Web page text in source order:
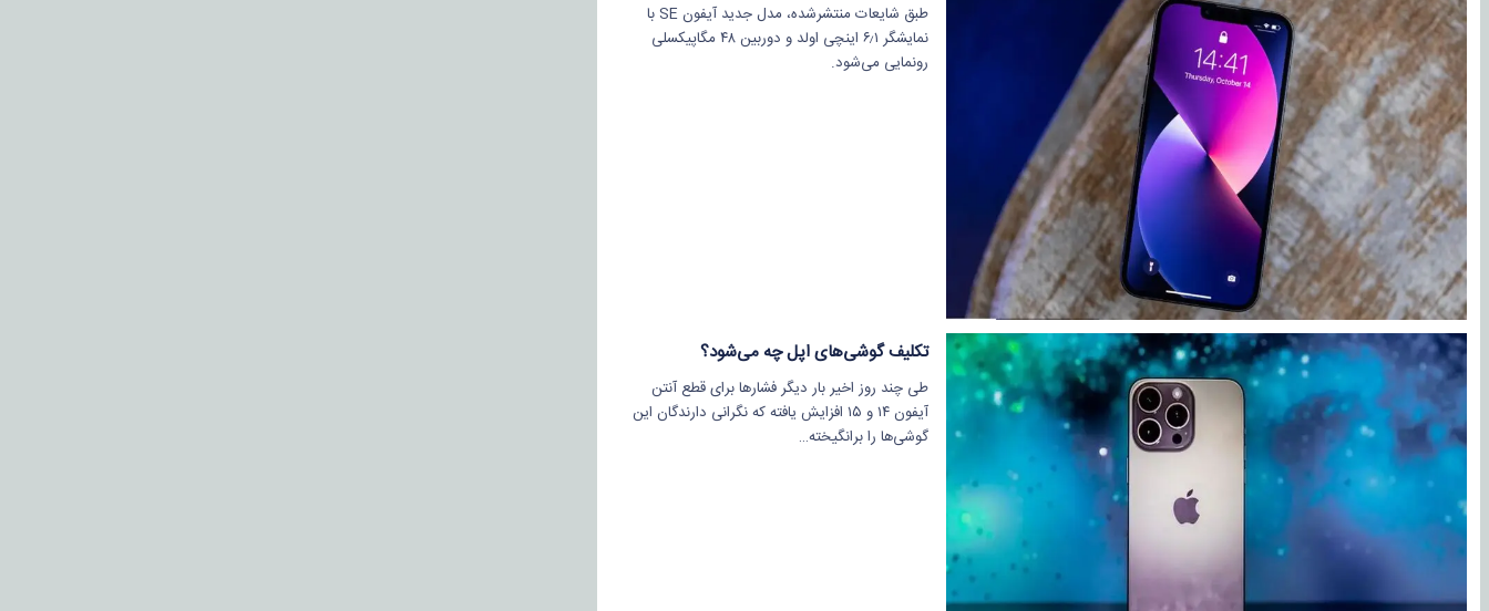
طبق شایعات منتشرشده، مدل جدید آیفون SE با
نمایشگر ۶٫۱ اینچی اولد و دوربین ۴۸ مگاپیکسلی
رونمایی می‌شود.
تکلیف گوشی‌های اپل چه می‌شود؟
طی چند روز اخیر بار دیگر فشارها برای قطع آنتن
آیفون ۱۴ و ۱۵ افزایش یافته که نگرانی دارندگان این
گوشی‌ها را برانگیخته…